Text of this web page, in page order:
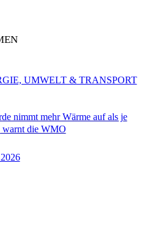
nimmt mehr Wärme auf als je
warnt die WMO
UMWELT & TRANSPORT